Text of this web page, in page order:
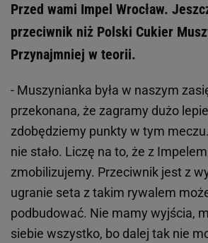
Przed wami Impel Wrocław.
przeciwnik niż Polski Cukier
Przynajmniej w teorii.
- Muszynianka była w naszym
przekonana, że zagramy dużo
zdobędziemy punkty w tym
nie stało. Liczę na to, że z
zmobilizujemy. Przeciwnik jest z
ugranie seta z takim rywalem
podbudować. Nie mamy wyjścia,
siebie wszystko, bo dalej tak nie